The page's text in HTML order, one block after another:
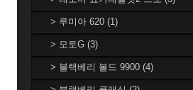
> 루미아 620 (1)
> 모토G (3)
> 블랙베리 볼드 9900 (4)